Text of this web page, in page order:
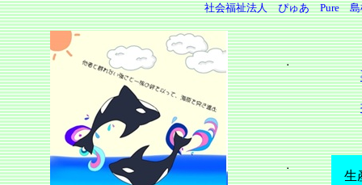
社会福祉法人 ぴゅあPure島根県
生